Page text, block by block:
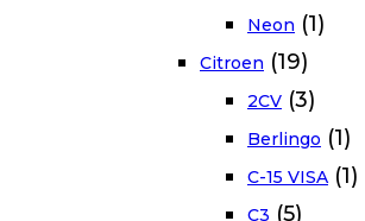
Neon (1)
Citroen (19)
2CV (3)
Berlingo (1)
C-15 VISA (1)
C3 (5)